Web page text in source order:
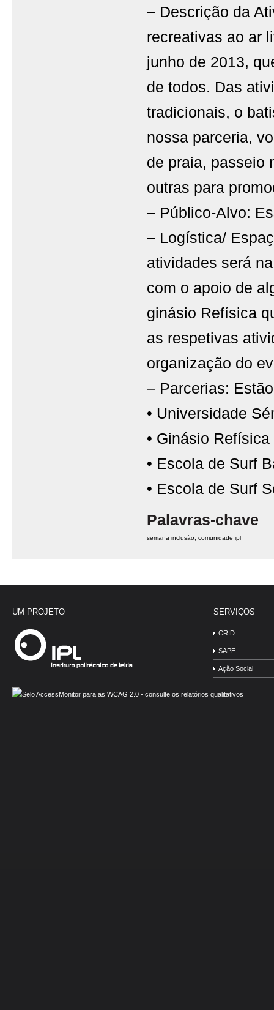
– Descrição da
recreativas ao ar
junho de 2013,
de todos. Das
tradicionais, o
nossa parceria,
de praia, passeio
outras para
– Público-Alvo:
– Logística/
atividades será
com o apoio de
ginásio Refísica
as respetivas
organização do
– Parcerias:
• Universidade
• Ginásio Refísica
• Escola de Surf
• Escola de Surf
Palavras-chave
semana inclusão comunidade ipl
UM PROJETO SERVIÇOS
CRID
SAPE
Ação Social